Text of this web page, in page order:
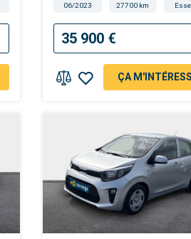
06/2023 27700 km
35 900 €
ÇA